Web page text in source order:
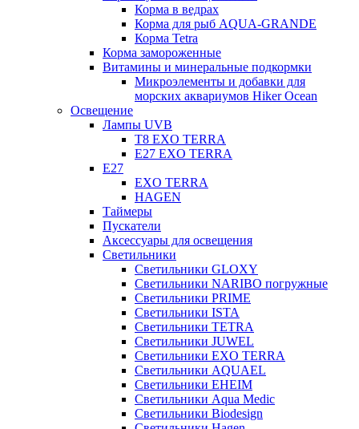
Корма в ведрах
Корма для рыб AQUA-GRANDE
Корма Tetra
Корма замороженные
Витамины и минеральные подкормки
Микроэлементы и добавки для
морских аквариумов Hiker Ocean
Освещение
Лампы UVB
Т8 EXO TERRA
Е27 EXO TERRA
Е27
EXO TERRA
HAGEN
Таймеры
Пускатели
Аксессуары для освещения
Светильники
Светильники GLOXY
Светильники NARIBO погружные
Светильники PRIME
Светильники ISTA
Светильники TETRA
Светильники JUWEL
Светильники EXO TERRA
Светильники AQUAEL
Светильники EHEIM
Светильники Aqua Medic
Светильники Biodesign